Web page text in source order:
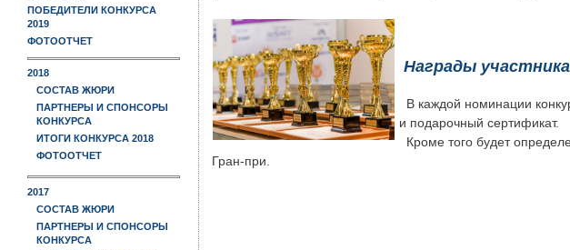
ПОБЕДИТЕЛИ КОНКУРСА
2019
ФОТООТЧЕТ
2018
СОСТАВ ЖЮРИ
ПАРТНЕРЫ И СПОНСОРЫ
КОНКУРСА
ИТОГИ КОНКУРСА 2018
ФОТООТЧЕТ
2017
СОСТАВ ЖЮРИ
ПАРТНЕРЫ И СПОНСОРЫ
КОНКУРСА
Награды
В каждой номинации
и подарочный сертификат.
Кроме того будет
Гран-при.